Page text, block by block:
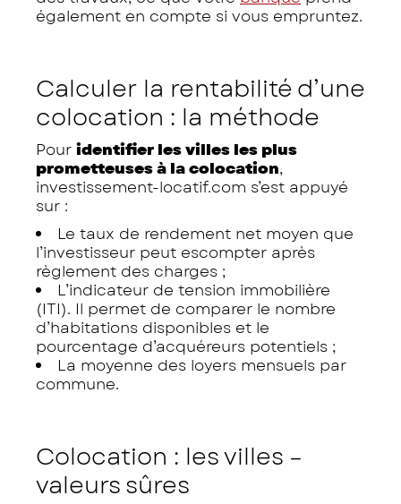
également en compte si vous empruntez.
Calculer la rentabilité d’une
colocation : la méthode
Pour identifier les villes les plus
prometteuses à la colocation,
investissement-locatif.com s’est appuyé
sur :
Le taux de rendement net moyen que
l’investisseur peut escompter après
règlement des charges ;
L’indicateur de tension immobilière
(ITI). Il permet de comparer le nombre
d’habitations disponibles et le
pourcentage d’acquéreurs potentiels ;
La moyenne des loyers mensuels par
commune.
Colocation : les villes –
valeurs sûres